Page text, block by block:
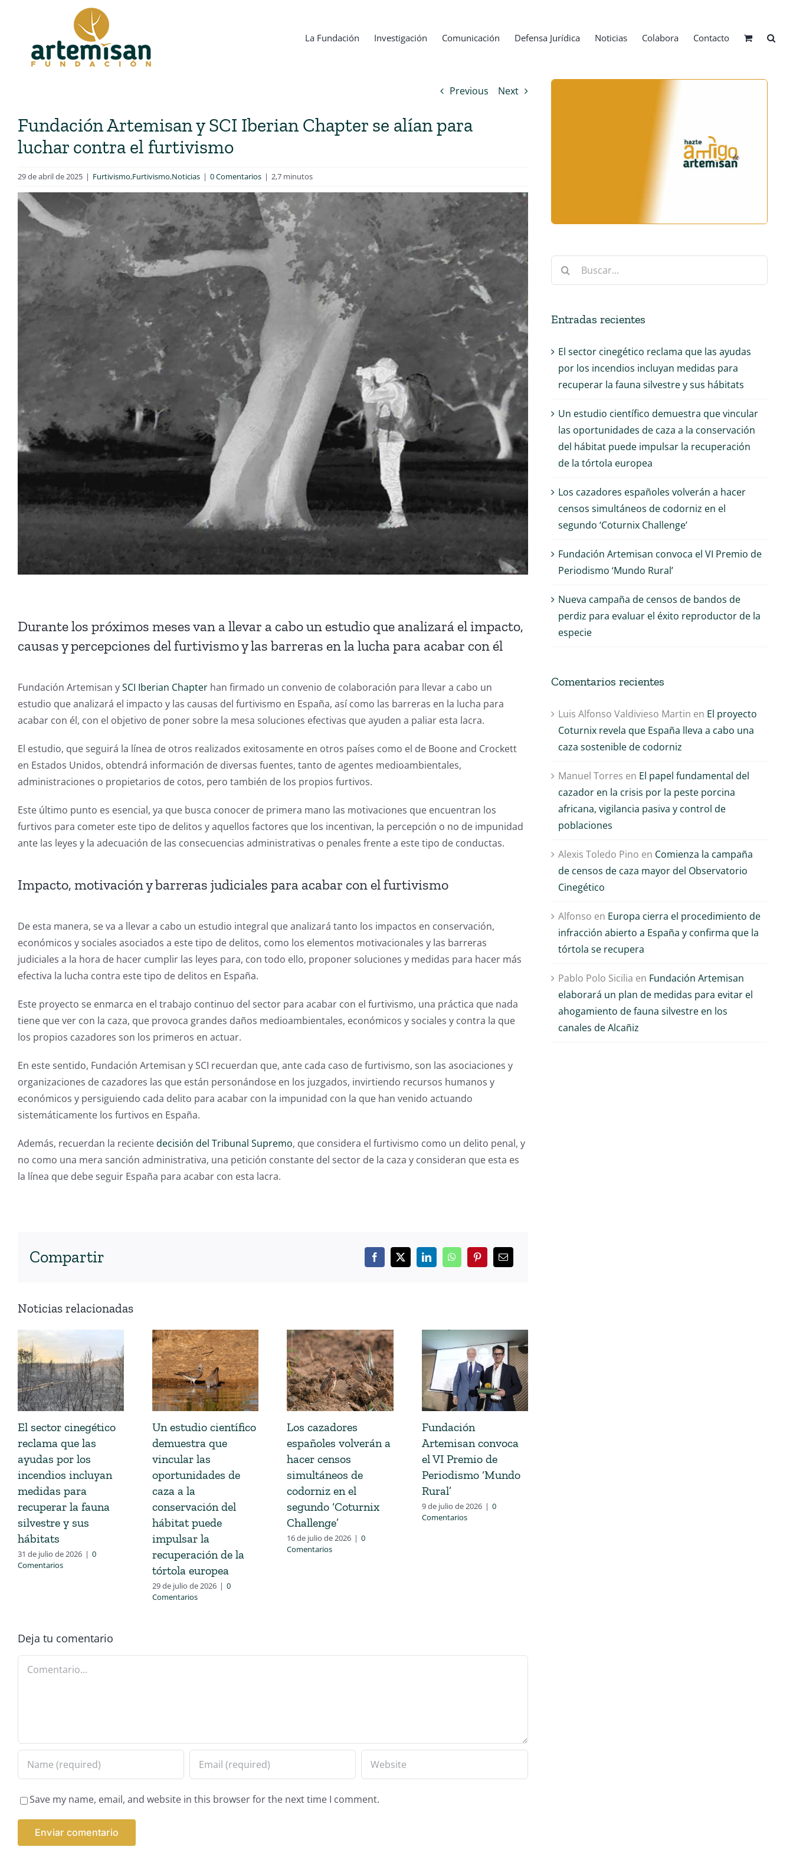
contenido
La Fundación Investigación Comunicación Defensa Jurídica Noticias Colabora Contacto
Previous Next
Fundación Artemisan y SCI Iberian Chapter se alían para
luchar contra el furtivismo
29 de abril de 2025 | Furtivismo,Furtivismo,Noticias | 0 Comentarios | 2,7 minutos
Durante los próximos meses van a llevar a cabo un estudio que analizará el impacto,
causas y percepciones del furtivismo y las barreras en la lucha para acabar con él
Fundación Artemisan ySCI Iberian Chapterhan firmado un convenio de colaboración para llevar a cabo un
estudio que analizará el impacto y las causas del furtivismo en España, así como las barreras en la lucha para
acabar con él, con el objetivo de poner sobre la mesa soluciones efectivas que ayuden a paliar esta lacra.
El estudio, que seguirá la línea de otros realizados exitosamente en otros países como el de Boone and Crockett
en Estados Unidos, obtendrá información de diversas fuentes, tanto de agentes medioambientales,
administraciones o propietarios de cotos, pero también de los propios furtivos.
Este último punto es esencial, ya que busca conocer de primera mano las motivaciones que encuentran los
furtivos para cometer este tipo de delitos y aquellos factores que los incentivan, la percepción o no de impunidad
ante las leyes y la adecuación de las consecuencias administrativas o penales frente a este tipo de conductas.
Impacto, motivación y barreras judiciales para acabar con el furtivismo
De esta manera, se va a llevar a cabo un estudio integral que analizará tanto los impactos en conservación,
económicos y sociales asociados a este tipo de delitos, como los elementos motivacionales y las barreras
judiciales a la hora de hacer cumplir las leyes para, con todo ello, proponer soluciones y medidas para hacer más
efectiva la lucha contra este tipo de delitos en España.
Este proyecto se enmarca en el trabajo continuo del sector para acabar con el furtivismo, una práctica que nada
tiene que ver con la caza, que provoca grandes daños medioambientales, económicos y sociales y contra la que
los propios cazadores son los primeros en actuar.
En este sentido, Fundación Artemisan y SCI recuerdan que, ante cada caso de furtivismo, son las asociaciones y
organizaciones de cazadores las que están personándose en los juzgados, invirtiendo recursos humanos y
económicos y persiguiendo cada delito para acabar con la impunidad con la que han venido actuando
sistemáticamente los furtivos en España.
Además, recuerdan la recientedecisión del Tribunal Supremo, que considera el furtivismo como un delito penal, y
no como una mera sanción administrativa, una petición constante del sector de la caza y consideran que esta es
la línea que debe seguir España para acabar con esta lacra.
Compartir
Noticias relacionadas
El sector cinegético
reclama que las
ayudas por los
incendios incluyan
medidas para
recuperar la fauna
silvestre y sus
hábitats
31 de julio de 2026 | 0
Comentarios
Un estudio científico
demuestra que
vincular las
oportunidades de
caza a la
conservación del
hábitat puede
impulsar la
recuperación de la
tórtola europea
29 de julio de 2026 | 0
Comentarios
Los cazadores
españoles volverán a
hacer censos
simultáneos de
codorniz en el
segundo ‘Coturnix
Challenge’
16 de julio de 2026 | 0
Comentarios
Fundación
Artemisan convoca
el VI Premio de
Periodismo ‘Mundo
Rural’
9 de julio de 2026 | 0
Comentarios
Deja tu comentario
Comentario
Save my name, email, and website in this browser for the next time I comment.
Buscar:
Entradas recientes
El sector cinegético reclama que las ayudas
por los incendios incluyan medidas para
recuperar la fauna silvestre y sus hábitats
Un estudio científico demuestra que vincular
las oportunidades de caza a la conservación
del hábitat puede impulsar la recuperación
de la tórtola europea
Los cazadores españoles volverán a hacer
censos simultáneos de codorniz en el
segundo ‘Coturnix Challenge’
Fundación Artemisan convoca el VI Premio de
Periodismo ‘Mundo Rural’
Nueva campaña de censos de bandos de
perdiz para evaluar el éxito reproductor de la
especie
Comentarios recientes
Luis Alfonso Valdivieso Martin en El proyecto
Coturnix revela que España lleva a cabo una
caza sostenible de codorniz
Manuel Torres en El papel fundamental del
cazador en la crisis por la peste porcina
africana, vigilancia pasiva y control de
poblaciones
Alexis Toledo Pino en Comienza la campaña
de censos de caza mayor del Observatorio
Cinegético
Alfonso en Europa cierra el procedimiento de
infracción abierto a España y confirma que la
tórtola se recupera
Pablo Polo Sicilia en Fundación Artemisan
elaborará un plan de medidas para evitar el
ahogamiento de fauna silvestre en los
canales de Alcañiz